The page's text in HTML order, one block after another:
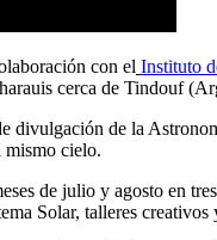
con el Instituto
cerca de Tindouf
divulgación de la
mismo cielo.
de julio y agosto en
Solar, talleres creativos